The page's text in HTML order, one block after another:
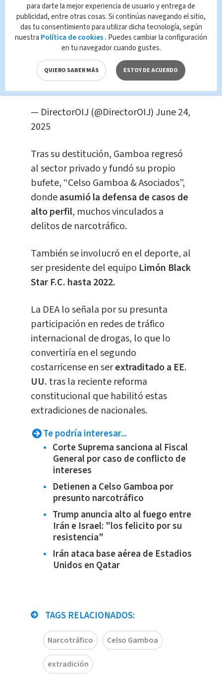
extraditados a Dallas, Texas por
cargos presuntivos de tráfico
internacional de drogas. Todo un hito
al convertirse el segundo
costarricenses en ser sujeto a
extradición. Merecemos un mejor país.
— DirectorOIJ (@DirectorOIJ)June 24,
2025
Tras su destitución, Gamboa regresó
al sector privado y fundó su propio
bufete, “Celso Gamboa & Asociados”,
dondeasumió la defensa de casos de
alto perfil, muchos vinculados a
delitos de narcotráfico.
También se involucró en el deporte, al
ser presidente del equipo Limón Black
Star F.C. hasta 2022.
La DEA lo señala por su presunta
participación en redes de tráfico
internacional de drogas, lo que lo
convertiría en el segundo
costarricense en serextraditado a EE.
UU. tras la reciente reforma
constitucional que habilitó estas
extradiciones de nacionales.
Te podría interesar...
Corte Suprema sanciona al Fiscal
General por caso de conflicto de
intereses
Detienen a Celso Gamboa por
presunto narcotráfico
Trump anuncia alto al fuego entre
Irán e Israel: "los felicito por su
resistencia"
Irán ataca base aérea de Estadios
Unidos en Qatar
TAGS RELACIONADOS:
Narcotráfico Celso Gamboa
extradición
para darte la mejor experiencia de usuario y entrega de
publicidad, entre otras cosas. Si continúas navegando el sitio,
das tu consentimiento para utilizar dicha tecnología, según
nuestra Política de cookies . Puedes cambiar la configuración
en tu navegador cuando gustes.
QUIERO SABER MÁS ESTOY DE ACUERDO